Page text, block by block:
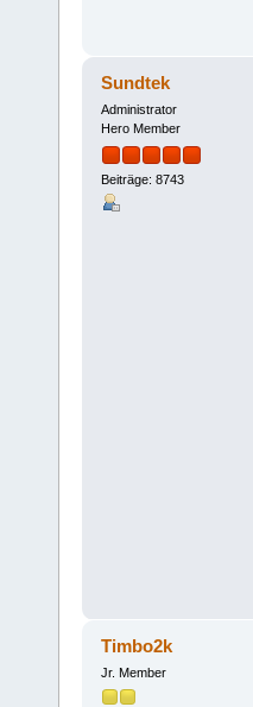
Sundtek
Administrator
Hero Member
Beiträge: 8743
Timbo2k
Jr. Member